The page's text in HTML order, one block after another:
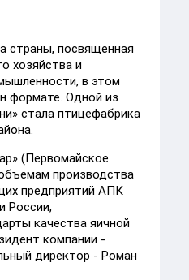
страны, посвященная
хозяйства и
в этом
формате. Одной из
стала птицефабрика
(Первомайское
производства
предприятий АПК
России,
качества яичной
компании -
директор - Роман